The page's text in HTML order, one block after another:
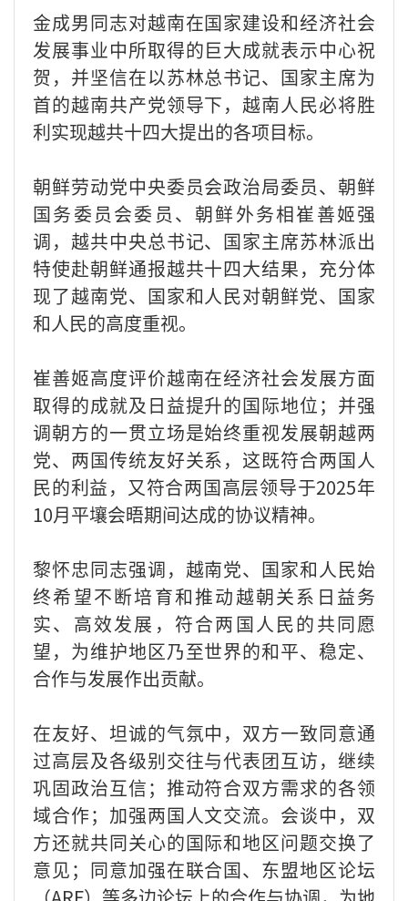
金成男同志对越南在国家建设和经济社会
发展事业中所取得的巨大成就表示中心祝
贺，并坚信在以苏林总书记、国家主席为
首的越南共产党领导下，越南人民必将胜
利实现越共十四大提出的各项目标。
朝鲜劳动党中央委员会政治局委员、朝鲜
国务委员会委员、朝鲜外务相崔善姬强
调，越共中央总书记、国家主席苏林派出
特使赴朝鲜通报越共十四大结果，充分体
现了越南党、国家和人民对朝鲜党、国家
和人民的高度重视。
崔善姬高度评价越南在经济社会发展方面
取得的成就及日益提升的国际地位；并强
调朝方的一贯立场是始终重视发展朝越两
党、两国传统友好关系，这既符合两国人
民的利益，又符合两国高层领导于2025年
10月平壤会晤期间达成的协议精神。
黎怀忠同志强调，越南党、国家和人民始
终希望不断培育和推动越朝关系日益务
实、高效发展，符合两国人民的共同愿
望，为维护地区乃至世界的和平、稳定、
合作与发展作出贡献。
在友好、坦诚的气氛中，双方一致同意通
过高层及各级别交往与代表团互访，继续
巩固政治互信；推动符合双方需求的各领
域合作；加强两国人文交流。会谈中，双
方还就共同关心的国际和地区问题交换了
意见；同意加强在联合国、东盟地区论坛